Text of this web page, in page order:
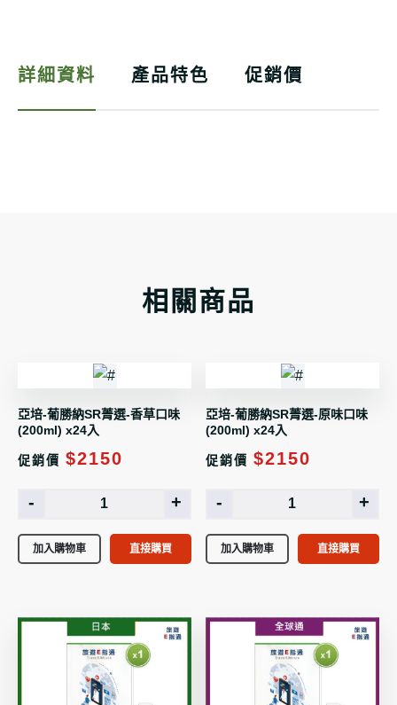
詳細資料 產品特色 促銷價
相關商品
亞培-葡勝納SR菁選-香草口味
(200ml) x24入
促銷價 $2150
- +
加入購物車 直接購買
亞培-葡勝納SR菁選-原味口味
(200ml) x24入
促銷價 $2150
- +
加入購物車 直接購買